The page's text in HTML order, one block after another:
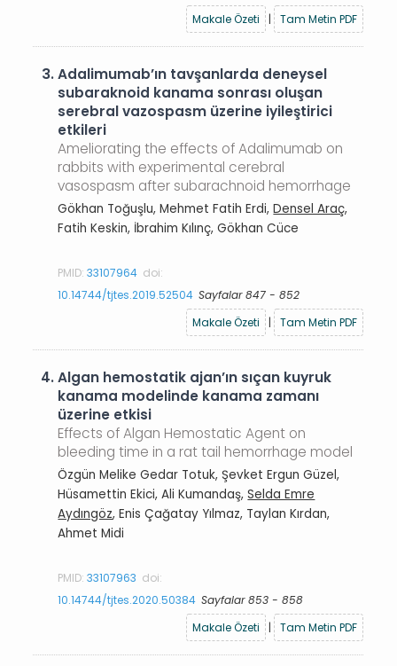
Makale Özeti
| Tam Metin PDF
3.Adalimumab’ın tavşanlarda deneysel
subaraknoid kanama sonrası oluşan
serebral vazospasm üzerine iyileştirici
etkileri
Ameliorating the effects of Adalimumab on
rabbits with experimental cerebral
vasospasm after subarachnoid hemorrhage
Gökhan Toğuşlu, Mehmet Fatih Erdi,Densel Araç,
Fatih Keskin, İbrahim Kılınç, Gökhan Cüce
PMID:33107964 doi:
10.14744/tjtes.2019.52504 Sayfalar 847 - 852
Makale Özeti
| Tam Metin PDF
4.Algan hemostatik ajan’ın sıçan kuyruk
kanama modelinde kanama zamanı
üzerine etkisi
Effects of Algan Hemostatic Agent on
bleeding time in a rat tail hemorrhage model
Özgün Melike Gedar Totuk, Şevket Ergun Güzel,
Hüsamettin Ekici, Ali Kumandaş,Selda Emre
Aydıngöz, Enis Çağatay Yılmaz, Taylan Kırdan,
Ahmet Midi
PMID:33107963 doi:
10.14744/tjtes.2020.50384 Sayfalar 853 - 858
Makale Özeti
| Tam Metin PDF